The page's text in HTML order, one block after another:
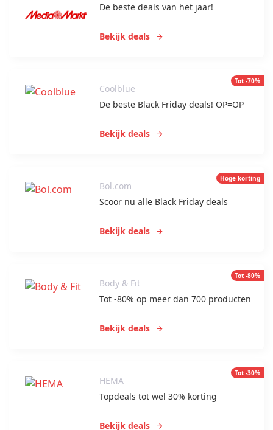
De beste deals van het jaar!
Bekijk deals
Tot -70%
Coolblue
De beste Black Friday deals! OP=OP
Bekijk deals
Hoge korting
Bol.com
Scoor nu alle Black Friday deals
Bekijk deals
Tot -80%
Body & Fit
Tot -80% op meer dan 700 producten
Bekijk deals
Tot -30%
HEMA
Topdeals tot wel 30% korting
Bekijk deals